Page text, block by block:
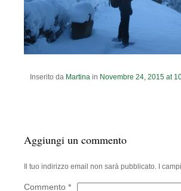
Inserito da Martina in Novembre 24, 2015 at
Aggiungi un commento
Il tuo indirizzo email non sarà pubblicato. I
Commento *